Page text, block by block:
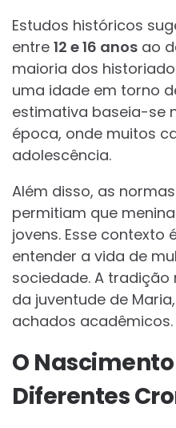
Estudos históricos
entre 12 e 16 anos ao
maioria dos
uma idade em torno
estimativa baseia-se
época, onde muitos
adolescência.
Além disso, as
permitiam que
jovens. Esse contexto
entender a vida de
sociedade. A
da juventude de
achados acadêmicos.
O
Diferentes